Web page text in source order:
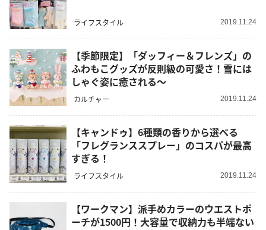
ライフスタイル 2019.11.24
【季節限定】「ダッフィー＆フレンズ」の
ふわもこグッズが反則級の可愛さ！雪には
しゃぐ姿に癒される～
カルチャー 2019.11.24
【キャンドゥ】6種類の香りから選べる
「フレグランススプレー」のコスパが最高
すぎる！
ライフスタイル 2019.11.24
【ワークマン】派手めカラーのウエストポ
ーチが1500円！大容量で収納力も半端ない